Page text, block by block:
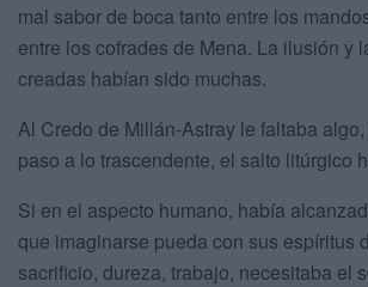
mal sabor de boca tanto entre los
entre los cofrades de Mena. La ilusión y
creadas habían sido muchas.
Al Credo de Millán-Astray le faltaba
paso a lo trascendente, el salto litúrgico
Si en el aspecto humano, había
que imaginarse pueda con sus espíritus
sacrificio, dureza, trabajo, necesitaba el